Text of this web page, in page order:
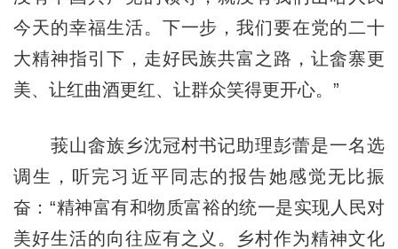
今天的幸福生活。下一步，我们要在党的二十
大精神指引下，走好民族共富之路，让畲寨更
美、让红曲酒更红、让群众笑得更开心。”
莪山畲族乡沈冠村书记助理彭蕾是一名选
调生，听完习近平同志的报告她感觉无比振
奋：“精神富有和物质富裕的统一是实现人民对
美好生活的向往应有之义。乡村作为精神文化